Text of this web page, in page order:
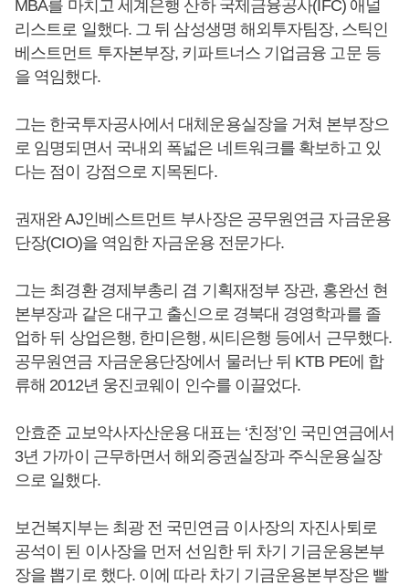
MBA를 마치고 세계은행 산하 국제금융공사(IFC) 애널
리스트로 일했다. 그 뒤 삼성생명 해외투자팀장, 스틱인
베스트먼트 투자본부장, 키파트너스 기업금융 고문 등
을 역임했다.
그는 한국투자공사에서 대체운용실장을 거쳐 본부장으
로 임명되면서 국내외 폭넓은 네트워크를 확보하고 있
다는 점이 강점으로 지목된다.
권재완 AJ인베스트먼트 부사장은 공무원연금 자금운용
단장(CIO)을 역임한 자금운용 전문가다.
그는 최경환 경제부총리 겸 기획재정부 장관, 홍완선 현
본부장과 같은 대구고 출신으로 경북대 경영학과를 졸
업하 뒤 상업은행, 한미은행, 씨티은행 등에서 근무했다.
공무원연금 자금운용단장에서 물러난 뒤 KTB PE에 합
류해 2012년 웅진코웨이 인수를 이끌었다.
안효준 교보악사자산운용 대표는 ‘친정’인 국민연금에서
3년 가까이 근무하면서 해외증권실장과 주식운용실장
으로 일했다.
보건복지부는 최광 전 국민연금 이사장의 자진사퇴로
공석이 된 이사장을 먼저 선임한 뒤 차기 기금운용본부
장을 뽑기로 했다. 이에 따라 차기 기금운용본부장은 빨